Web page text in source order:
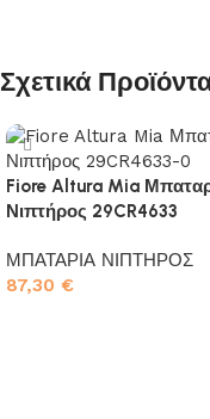
Σχετικά
Fiore Altura Mia
Νιπτήρος 29CR4633
ΜΠΑΤΑΡΙΑ ΝΙΠΤΗΡΟΣ
87,30 €